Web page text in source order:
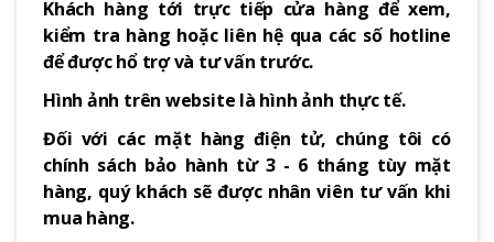
Khách hàng tới trực tiếp cửa hàng để xem,
kiểm tra hàng hoặc liên hệ qua các số hotline
để được hổ trợ và tư vấn trước.
Hình ảnh trên website là hình ảnh thực tế.
Đối với các mặt hàng điện tử, chúng tôi có
chính sách bảo hành từ 3 - 6 tháng tùy mặt
hàng, quý khách sẽ được nhân viên tư vấn khi
mua hàng.